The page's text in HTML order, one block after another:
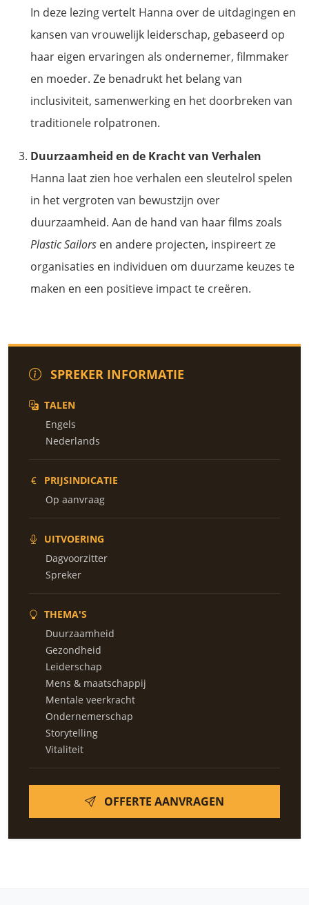
In deze lezing vertelt Hanna over de uitdagingen en
kansen van vrouwelijk leiderschap, gebaseerd op
haar eigen ervaringen als ondernemer, filmmaker
en moeder. Ze benadrukt het belang van
inclusiviteit, samenwerking en het doorbreken van
traditionele rolpatronen.
Duurzaamheid en de Kracht van Verhalen
Hanna laat zien hoe verhalen een sleutelrol spelen
in het vergroten van bewustzijn over
duurzaamheid. Aan de hand van haar films zoals
Plastic Sailors en andere projecten, inspireert ze
organisaties en individuen om duurzame keuzes te
maken en een positieve impact te creëren.
SPREKER INFORMATIE
TALEN
Engels
Nederlands
PRIJSINDICATIE
Op aanvraag
UITVOERING
Dagvoorzitter
Spreker
THEMA'S
Duurzaamheid
Gezondheid
Leiderschap
Mens & maatschappij
Mentale veerkracht
Ondernemerschap
Storytelling
Vitaliteit
OFFERTE AANVRAGEN